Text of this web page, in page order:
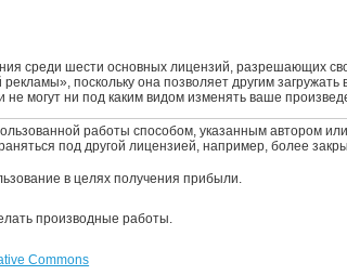
среди шести основных лицензий, разрешающих
поскольку она позволяет другим
могут ни под каким видом изменять ваше
работы способом, указанным автором
под другой лицензией, например, более
в целях получения прибыли.
производные работы.
Commons